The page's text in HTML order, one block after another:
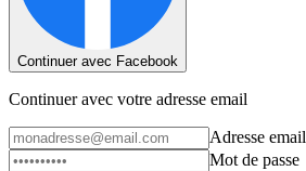
Continuer avec Facebook
Continuer avec votre adresse email
Adresse email
Mot de passe